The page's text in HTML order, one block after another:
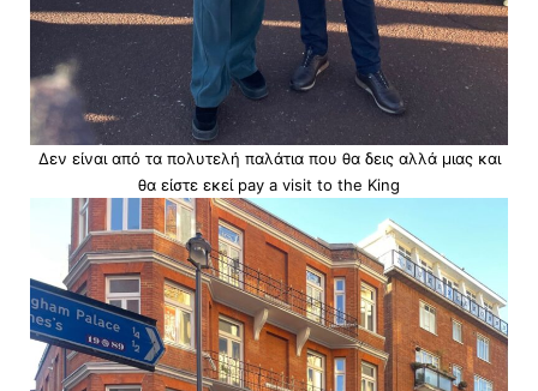
Δεν είναι από τα πολυτελή παλάτια που θα δεις αλλά μιας και
θα είστε εκεί pay a visit to the King